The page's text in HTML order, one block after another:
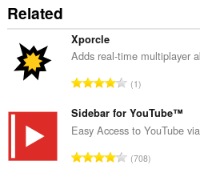
Related
Xporcle
Adds real-time multiplayer
評
的
總
數
1
Sidebar for YouTube™
Easy Access to YouTube
評708